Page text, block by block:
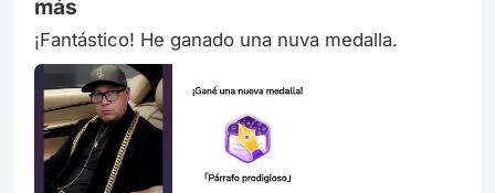
más
¡Fantástico! He ganado una nuva medalla.